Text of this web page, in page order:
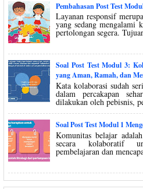
Pembahasan Post Test
Layanan responsif
yang sedang mengalami
pertolongan segera.
Soal Post Test Modul 3:
yang Aman, Ramah, dan
Kata kolaborasi sudah
dalam percakapan
dilakukan oleh pebisnis,
Soal Post Test Modul 1
Komunitas belajar
secara kolaboratif
pembelajaran dan